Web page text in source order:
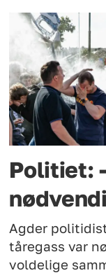
Politiet:
Agder
tåregass var
voldelige